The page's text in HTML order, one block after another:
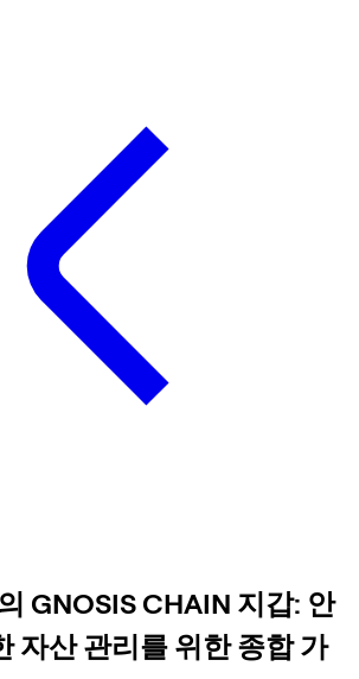
GNOSIS CHAIN 지갑: 안
자산 관리를 위한 종합 가